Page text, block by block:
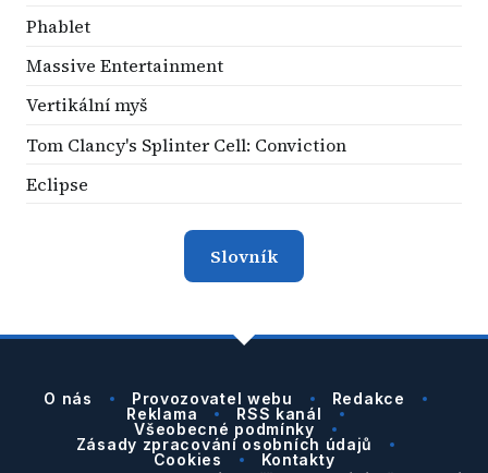
Phablet
Massive Entertainment
Vertikální myš
Tom Clancy's Splinter Cell: Conviction
Eclipse
Slovník
O nás Provozovatel webu
Redakce
Reklama
RSS kanál
Všeobecné podmínky
Zásady zpracování osobních údajů
Cookies
Kontakty